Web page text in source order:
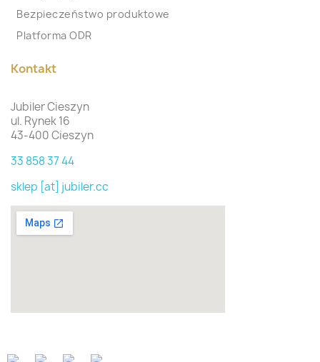
Bezpieczeństwo produktowe
Platforma ODR
Kontakt
Jubiler Cieszyn
ul. Rynek 16
43-400 Cieszyn
33 858 37 44
sklep [at] jubiler.cc